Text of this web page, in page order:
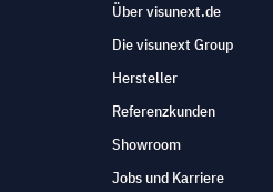
Über visunext.de
Die visunext Group
Hersteller
Referenzkunden
Showroom
Jobs und Karriere